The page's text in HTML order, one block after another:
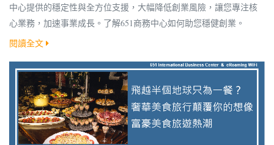
中心提供的穩定性與全方位支援，大幅降低創業風險，讓您專注核
心業務，加速事業成長。了解651商務中心如何助您穩健創業。
閱讀全文